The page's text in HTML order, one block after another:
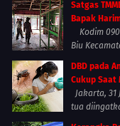
Satgas
Bapak
Kodim
Biu
DBD pada
Cukup Saat
Jakarta, 31
tua